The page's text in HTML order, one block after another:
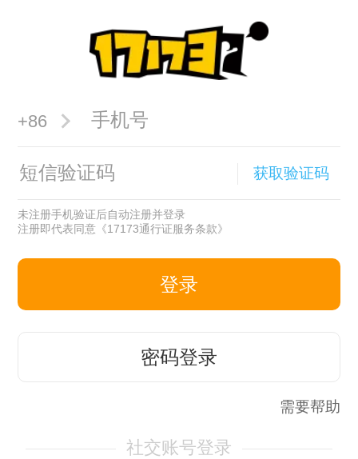
+86
获取验证码
未注册手机验证后自动注册并登录
注册即代表同意 《17173通行证服务条款》
登录
密码登录
需要帮助
社交账号登录